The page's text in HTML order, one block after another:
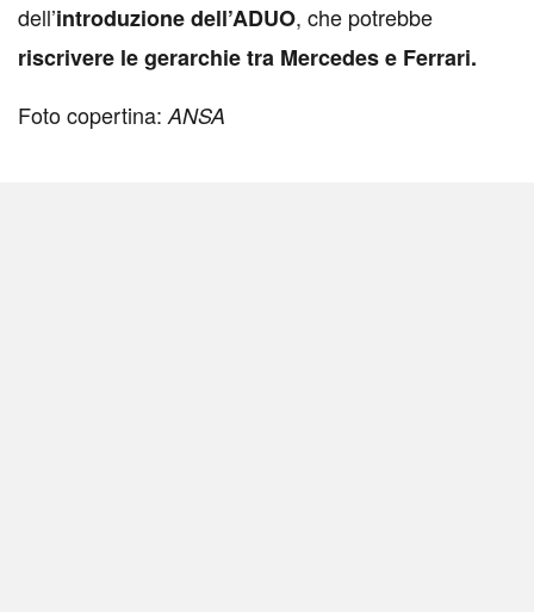
dell’introduzione dell’ADUO, che potrebbe
riscrivere le gerarchie tra Mercedes e Ferrari.
Foto copertina:ANSA